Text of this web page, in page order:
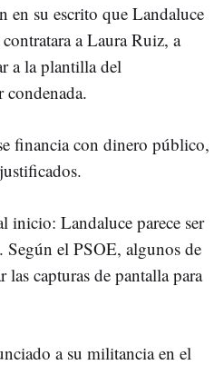
en su escrito que Landaluce
a Laura Ruiz, a
a la plantilla del
financia con dinero público,
inicio: Landaluce parece ser
. Según el PSOE, algunos de
capturas de pantalla para
a su militancia en el